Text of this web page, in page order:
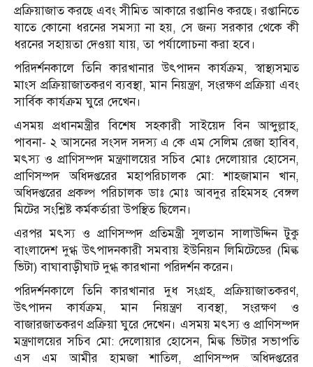
প্রক্রিয়াজাত করছে এবং সীমিত আকারে রপ্তানিও করছে। রপ্তানিতে
যাতে কোনো ধরনের সমস্যা না হয়, সে জন্য সরকার থেকে কী
ধরনের সহায়তা দেওয়া যায়, তা পর্যালোচনা করা হবে।
পরিদর্শনকালে তিনি কারখানার উৎপাদন কার্যক্রম, স্বাস্থ্যসম্মত
মাংস প্রক্রিয়াজাতকরণ ব্যবস্থা, মান নিয়ন্ত্রণ, সংরক্ষণ প্রক্রিয়া এবং
সার্বিক কার্যক্রম ঘুরে দেখেন।
এসময় প্রধানমন্ত্রীর বিশেষ সহকারী সাইয়েদ বিন আব্দুল্লাহ,
পাবনা- ২ আসনের সংসদ সদস্য এ কে এম সেলিম রেজা হাবিব,
মৎস্য ও প্রাণিসম্পদ মন্ত্রণালয়ের সচিব মোঃ দেলোয়ার হোসেন,
প্রাণিসম্পদ অধিদপ্তরের মহাপরিচালক মো: শাহজামান খান,
অধিদপ্তরের প্রকল্প পরিচালক ডাঃ মোঃ আবদুর রহিমসহ বেঙ্গল
মিটের সংশ্লিষ্ট কর্মকর্তারা উপস্থিত ছিলেন।
এরপর মৎস্য ও প্রাণিসম্পদ প্রতিমন্ত্রী সুলতান সালাউদ্দিন টুকু
বাংলাদেশ দুগ্ধ উৎপাদনকারী সমবায় ইউনিয়ন লিমিটেডের (মিল্ক
ভিটা) বাঘাবাড়ীঘাট দুগ্ধ কারখানা পরিদর্শন করেন।
পরিদর্শনকালে তিনি কারখানার দুধ সংগ্রহ, প্রক্রিয়াজাতকরণ,
উৎপাদন কার্যক্রম, মান নিয়ন্ত্রণ ব্যবস্থা, সংরক্ষণ ও
বাজারজাতকরণ প্রক্রিয়া ঘুরে দেখেন। এসময় মৎস্য ও প্রাণিসম্পদ
মন্ত্রণালয়ের সচিব মো: দেলোয়ার হোসেন, মিল্ক ভিটার সভাপতি
এস এম আমীর হামজা শাতিল, প্রাণিসম্পদ অধিদপ্তরের